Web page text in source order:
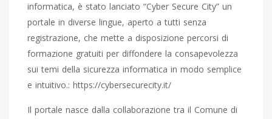
informatica, è stato lanciato “Cyber Secure City” un
portale in diverse lingue, aperto a tutti senza
registrazione, che mette a disposizione percorsi di
formazione gratuiti per diffondere la consapevolezza
sui temi della sicurezza informatica in modo semplice
e intuitivo.: https://cybersecurecity.it/
Il portale nasce dalla collaborazione tra il Comune di